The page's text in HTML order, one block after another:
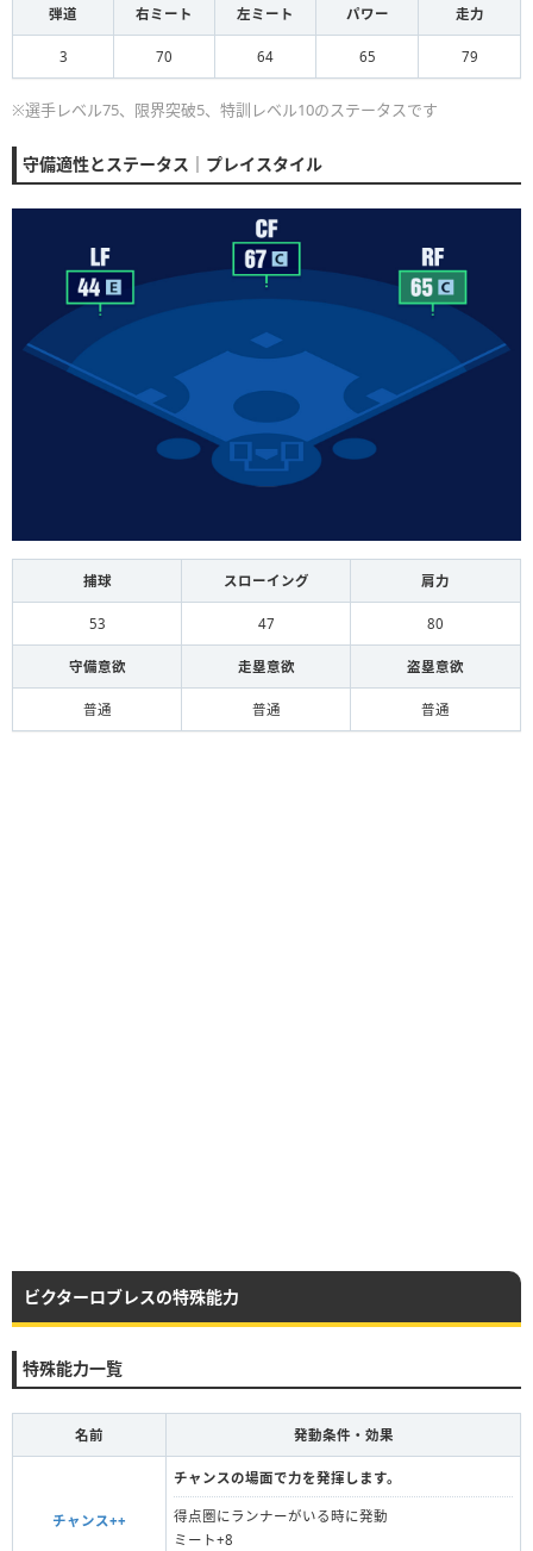
弾道 右ミート 左ミート パワー 走力
3 70 64 65 79
※選手レベル75、限界突破5、特訓レベル10のステータスです
守備適性とステータス｜プレイスタイル
捕球 スローイング 肩力
53 47 80
守備意欲 走塁意欲 盗塁意欲
普通 普通 普通
ビクターロブレスの特殊能力
特殊能力一覧
名前 発動条件・効果
チャンス++
チャンスの場面で力を発揮します。
得点圏にランナーがいる時に発動
ミート+8